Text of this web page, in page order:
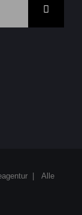
| Alle